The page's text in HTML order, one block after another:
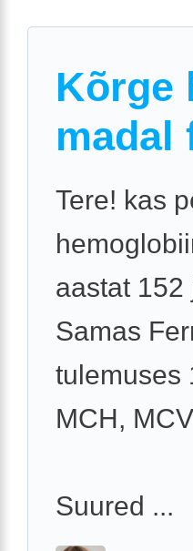
Kõrge
madal
Tere! kas
aastat
Samas
tulemuses
MCH,
Suured ...